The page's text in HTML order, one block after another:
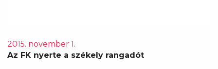
2015. november 1.
Az FK nyerte a székely rangadót